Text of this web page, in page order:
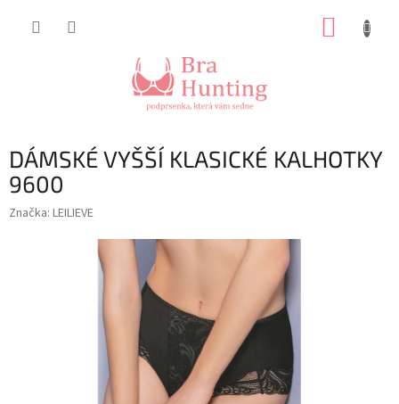
DÁMSKÉ VYŠŠÍ KLASICKÉ KALHOTKY
9600
Značka: LEILIEVE